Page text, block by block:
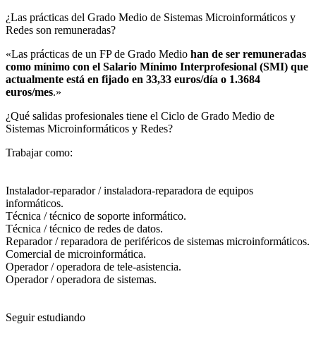
¿Las prácticas del Grado Medio de Sistemas Microinformáticos y
Redes son remuneradas?​
«Las prácticas de un FP de Grado Medio han de ser remuneradas
como mínimo con el Salario Mínimo Interprofesional (SMI) que
actualmente está en fijado en 33,33 euros/día o 1.3684
euros/mes.»
¿Qué salidas profesionales tiene el Ciclo de Grado Medio de
Sistemas Microinformáticos y Redes?​
Trabajar como:
Instalador-reparador / instaladora-reparadora de equipos
informáticos.
Técnica / técnico de soporte informático.
Técnica / técnico de redes de datos.
Reparador / reparadora de periféricos de sistemas microinformáticos.
Comercial de microinformática.
Operador / operadora de tele-asistencia.
Operador / operadora de sistemas.
Seguir estudiando